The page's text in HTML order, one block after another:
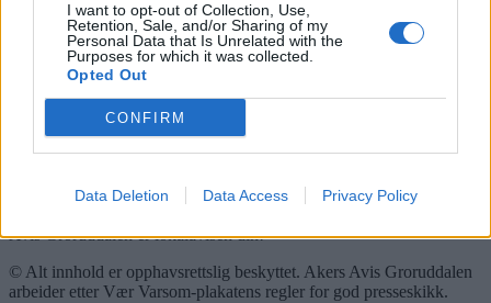
I want to opt-out of Collection, Use,
Retention, Sale, and/or Sharing of my
Personal Data that Is Unrelated with the
Purposes for which it was collected.
Opted Out
CONFIRM
Data Deletion Data Access Privacy Policy
Hjalmar Kielland jr.
Redaktør
Send e-post
22918830
Pressens faglige utvalg
Vær Varsom-plakaten
Avis Groruddalen er lokalavisen din!
© Alt innhold er opphavsrettslig beskyttet. Akers Avis Groruddalen
arbeider etter Vær Varsom-plakatens regler for god presseskikk.